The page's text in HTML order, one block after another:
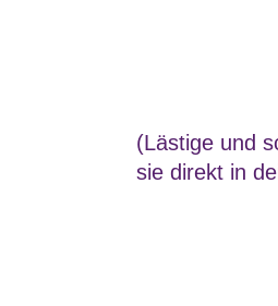
(Lästige und
sie direkt in